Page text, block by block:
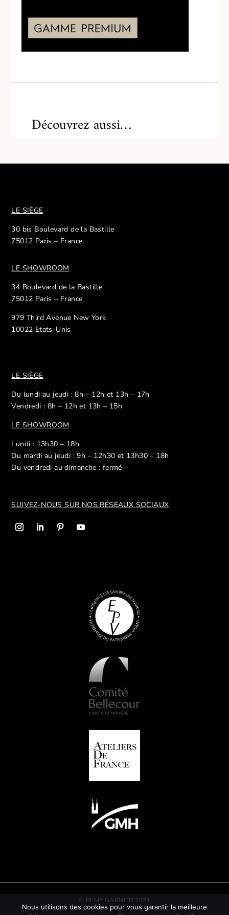
Découvrez aussi…
LE SIÈGE
30 bis Boulevard de la Bastille
75012 Paris – France
LE SHOWROOM
34 Boulevard de la Bastille
75012 Paris – France
979 Third Avenue New York
10022 Etats-Unis
LE SIÈGE
Du lundi au jeudi : 8h – 12h et 13h – 17h
Vendredi : 8h – 12h et 13h – 15h
LE SHOWROOM
Lundi : 13h30 – 18h
Du mardi au jeudi : 9h – 12h30 et 13h30 – 18h
Du vendredi au dimanche : fermé
SUIVEZ-NOUS SUR NOS RÉSEAUX SOCIAUX
© REMY GARNIER 2024
Nous utilisons des cookies pour vous garantir la meilleure